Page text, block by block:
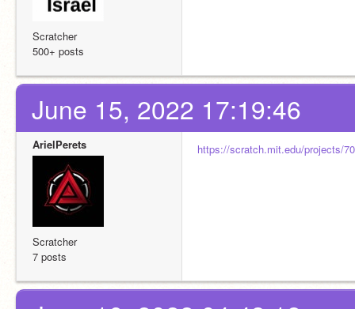
Scratcher
500+ posts
June 15, 2022 17:19:46
ArielPerets
Scratcher
7 posts
https://scratch.mit.edu/projects/